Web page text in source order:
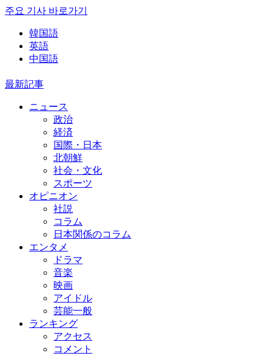
주요 기사 바로가기
韓国語
英語
中国語
最新記事
ニュース
政治
経済
国際・日本
北朝鮮
社会・文化
スポーツ
オピニオン
社説
コラム
日本関係のコラム
エンタメ
ドラマ
音楽
映画
アイドル
芸能一般
ランキング
アクセス
コメント